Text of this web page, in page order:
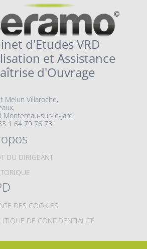
d'Etudes VRD
et Assistance
d'Ouvrage
Melun Villaroche,
Montereau-sur-le-Jard
1 64 79 76 73
DU DIRIGEANT
DES COOKIES
DE CONFIDENTIALITÉ